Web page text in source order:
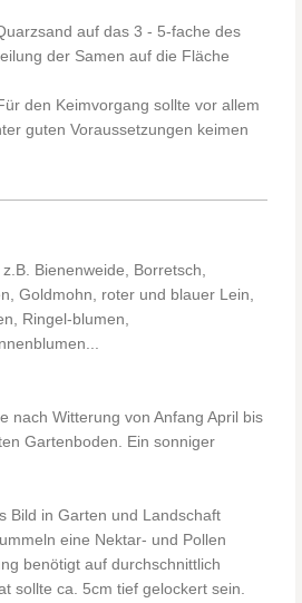
auf das 3 - 5-fache des
der Samen auf die Fläche
den Keimvorgang sollte vor allem
guten Voraussetzungen keimen
Bienenweide, Borretsch,
Goldmohn, roter und blauer Lein,
Ringel-blumen,
nach Witterung von Anfang April bis
Gartenboden. Ein sonniger
Bild in Garten und Landschaft
eine Nektar- und Pollen
benötigt auf durchschnittlich
sollte ca. 5cm tief gelockert sein.